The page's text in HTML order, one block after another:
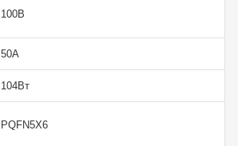
100В
50А
104Вт
PQFN5X6